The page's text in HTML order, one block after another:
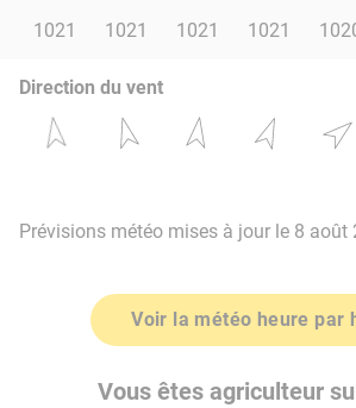
1021
1021 1021 1021
Direction du vent
Prévisions météo mises à jour le 8 août
Voir la météo heure par
Vous êtes agriculteur